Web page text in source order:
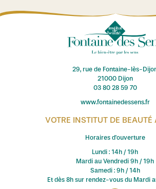
29, rue de Fontaine-lès-
21000 Dijon
03 80 28 59 70
www.fontainedessens.fr
VOTRE INSTITUT DE BEAUTÉ
Horaires d'ouverture
Lundi : 14h / 19h
Mardi au Vendredi 9h / 19h
Samedi : 9h / 14h
Et dès 8h sur rendez-vous du Mardi